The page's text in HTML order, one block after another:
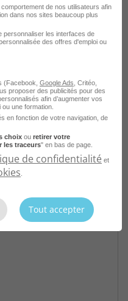
Team Emploi
Start People
de nos utilisateurs afin
dans nos sites beaucoup plus
personnaliser les interfaces de
des offres d'emploi ou
(Facebook, Google Ads , Critéo,
proposer des publicités pour des
afin d’augmenter vos
une formation.
en fonction de votre navigation, de
choix ou retirer votre
les traceurs" en bas de page.
de confidentialité et
Tout accepter